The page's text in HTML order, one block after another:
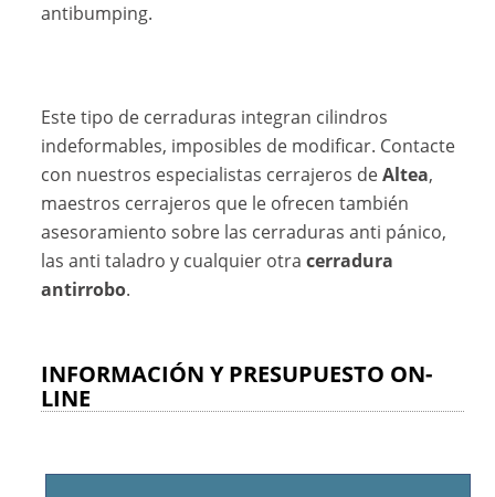
antibumping.
Este tipo de cerraduras integran cilindros
indeformables, imposibles de modificar. Contacte
con nuestros especialistas cerrajeros deAltea,
maestros cerrajeros que le ofrecen también
asesoramiento sobre las cerraduras anti pánico,
las anti taladro y cualquier otra cerradura
antirrobo.
INFORMACIÓN Y PRESUPUESTO ON-
LINE